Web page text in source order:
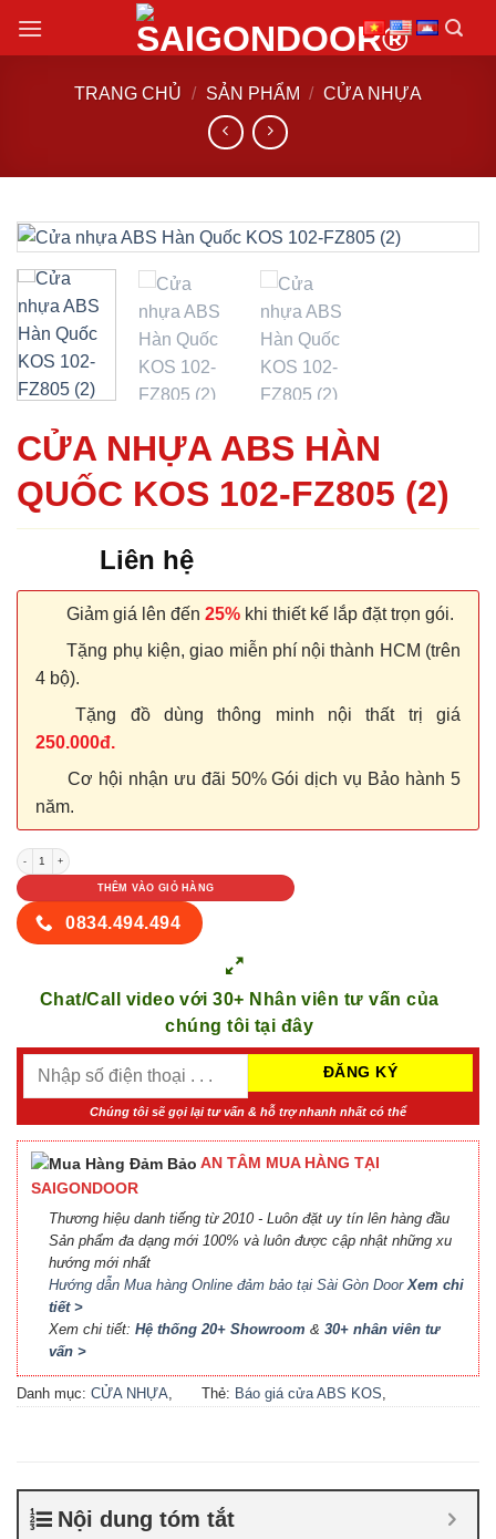
đến
TRANG CHỦ / SẢN PHẨM / CỬA NHỰA
CỬA NHỰA ABS HÀN
QUỐC KOS 102-FZ805 (2)
Liên hệ
Giảm giá lên đến 25% khi thiết kế lắp đặt trọn gói.
Tặng phụ kiện, giao miễn phí nội thành HCM (trên
4 bộ).
Tặng đồ dùng thông minh nội thất trị giá
250.000đ.
Cơ hội nhận ưu đãi 50% Gói dịch vụ Bảo hành 5
năm.
CỬA NHỰA ABS HÀN QUỐC KOS 102-FZ805 (2) số lượng
THÊM VÀO GIỎ HÀNG
0834.494.494
Chat/Call video với 30+ Nhân viên tư vấn của
chúng tôi tại đây
Chúng tôi sẽ gọi lại tư vấn & hỗ trợ nhanh nhất có thể
AN TÂM MUA HÀNG TẠI
SAIGONDOOR
Thương hiệu danh tiếng từ 2010 - Luôn đặt uy tín lên hàng đầu
Sản phẩm đa dạng mới 100% và luôn được cập nhật những xu
hướng mới nhất
Hướng dẫn Mua hàng Online đảm bảo tại Sài Gòn DoorXem chi
tiết >
Xem chi tiết: Hệ thống 20+ Showroom & 30+ nhân viên tư
vấn >
Danh mục: CỬA NHỰA,
Thẻ: Báo giá cửa ABS KOS,
nhựa ABS Hàn Quốc là gì
Cửa nhựa ABS Hàn Quốc
Nội dung tóm tắt